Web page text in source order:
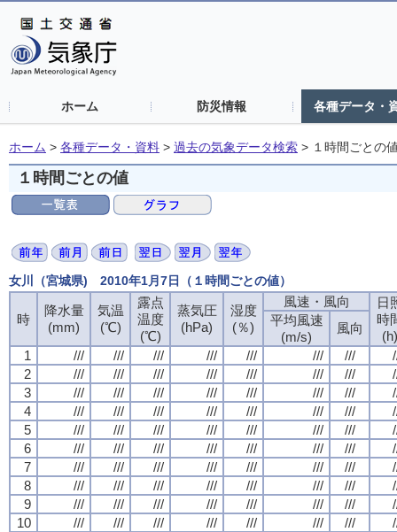
ホーム 防災情報 各種データ・
ホーム > 各種データ・資料 > 過去の気象データ検索 > １時間ごとの
１時間ごとの値
女川（宮城県) 2010年1月7日（１時間ごとの値）
時
降水量
(mm)
気温
(℃)
露点
温度
(℃)
蒸気圧
(hPa)
湿度
(％)
風速・風向
日
時
(h)
平均風速
(m/s)
風向
1
/// /// /// /// /// /// ///
2
/// /// /// /// /// /// ///
3
/// /// /// /// /// /// ///
4
/// /// /// /// /// /// ///
5
/// /// /// /// /// /// ///
6
/// /// /// /// /// /// ///
7
/// /// /// /// /// /// ///
8
/// /// /// /// /// /// ///
9
/// /// /// /// /// /// ///
10
/// /// /// /// /// /// ///
時
降水量
(mm)
気温
(℃)
露点
温度
(℃)
蒸気圧
(hPa)
湿度
(％)
風速・風向
日
時
(h)
平均風速
(m/s)
風向
1
/// /// /// /// /// /// ///
2
/// /// /// /// /// /// ///
3
/// /// /// /// /// /// ///
4
/// /// /// /// /// /// ///
5
/// /// /// /// /// /// ///
6
/// /// /// /// /// /// ///
7
/// /// /// /// /// /// ///
8
/// /// /// /// /// /// ///
9
/// /// /// /// /// /// ///
10
/// /// /// /// /// /// ///
時
降水量
(mm)
気温
(℃)
露点
温度
(℃)
蒸気圧
(hPa)
湿度
(％)
風速・風向
日
時
(h)
平均風速
(m/s)
風向
1
/// /// /// /// /// /// ///
2
/// /// /// /// /// /// ///
3
/// /// /// /// /// /// ///
4
/// /// /// /// /// /// ///
5
/// /// /// /// /// /// ///
6
/// /// /// /// /// /// ///
7
/// /// /// /// /// /// ///
8
/// /// /// /// /// /// ///
9
/// /// /// /// /// /// ///
10
/// /// /// /// /// /// ///
時
降水量
(mm)
気温
(℃)
露点
温度
(℃)
蒸気圧
(hPa)
湿度
(％)
風速・風向
日
時
(h)
平均風速
(m/s)
風向
1
/// /// /// /// /// /// ///
2
/// /// /// /// /// /// ///
3
/// /// /// /// /// /// ///
4
/// /// /// /// /// /// ///
5
/// /// /// /// /// /// ///
6
/// /// /// /// /// /// ///
7
/// /// /// /// /// /// ///
8
/// /// /// /// /// /// ///
9
/// /// /// /// /// /// ///
10
/// /// /// /// /// /// ///